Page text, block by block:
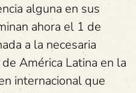
alguna en sus
ahora el 1 de
a la necesaria
América Latina en la
internacional que